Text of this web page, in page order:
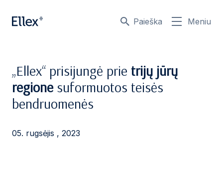
Paieška Meniu
„Ellex“ prisijungė prie trijų jūrų
regionesuformuotos teisės
bendruomenės
05. rugsėjis , 2023